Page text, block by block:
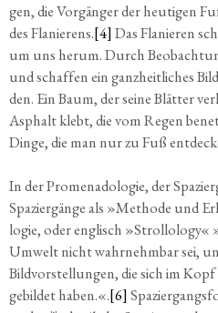
gen, die Vor­gän­ger der heu­ti­gen
des Fla­nie­rens.[4] Das Fla­nie­ren
um uns her­um. Durch
und schaf­fen ein ganz­heit­li­ches
den. Ein Baum, der sei­ne Blät­ter
Asphalt klebt, die vom Regen
Din­ge, die man nur zu Fuß
In der Pro­me­n­a­do­lo­gie, der
Spa­zier­gän­ge als »Metho­de und
lo­gie, oder eng­lisch »Strol­lo­lo­gy«
Umwelt nicht wahr­nehm­bar sei,
Bild­vor­stel­lun­gen, die sich im
gebil­det haben.«.[6]